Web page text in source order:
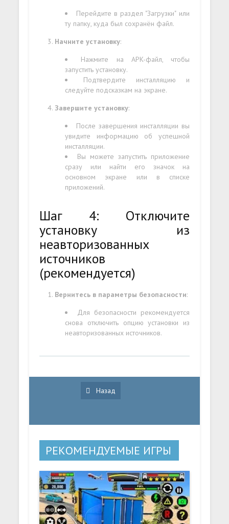
Перейдите в раздел "Загрузки" или
ту папку, куда был сохранён файл.
Начните установку:
Нажмите на APK-файл, чтобы
запустить установку.
Подтвердите инсталляцию и
следуйте подсказкам на экране.
Завершите установку:
После завершения инсталляции вы
увидите информацию об успешной
инсталляции.
Вы можете запустить приложение
сразу или найти его значок на
основном экране или в списке
приложений.
Шаг 4: Отключите
установку из
неавторизованных
источников
(рекомендуется)
Вернитесь в параметры безопасности:
Для безопасности рекомендуется
снова отключить опцию установки из
неавторизованных источников.
Назад
РЕКОМЕНДУЕМЫЕ ИГРЫ